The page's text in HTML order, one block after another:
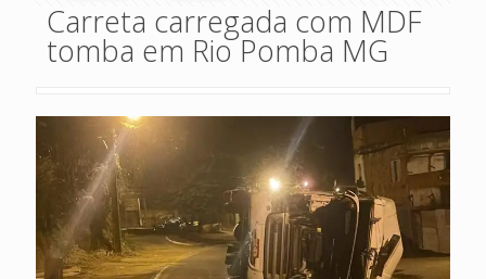
Carreta carregada com MDF
tomba em Rio Pomba MG